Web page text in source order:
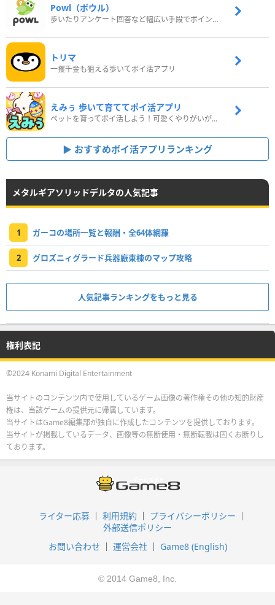
Powl（ポウル）
歩いたりアンケート回答など幅広い手段でポイントをゲット
トリマ
一攫千金も狙える歩いてポイ活アプリ
えみぅ 歩いて育ててポイ活アプリ
ペットを育ってポイ活しよう！可愛くやりがいがある新感覚アプリ
おすすめポイ活アプリランキング
メタルギアソリッドデルタの人気記事
1 ガーコの場所一覧と報酬・全64体網羅
2 グロズニィグラード兵器廠東棟のマップ攻略
人気記事ランキングをもっと見る
権利表記
©2024 Konami Digital Entertainment
当サイトのコンテンツ内で使用しているゲーム画像の著作権その他の知的財産
権は、当該ゲームの提供元に帰属しています。
当サイトはGame8編集部が独自に作成したコンテンツを提供しております。
当サイトが掲載しているデータ、画像等の無断使用・無断転載は固くお断りし
ております。
ライター応募 利用規約
プライバシーポリシー
外部送信ポリシー
お問い合わせ
運営会社 Game8 (English)
© 2014 Game8, Inc.